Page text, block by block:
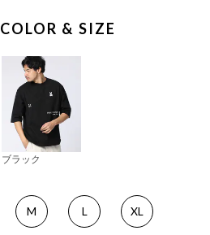
COLOR & SIZE
ブラック
M L XL